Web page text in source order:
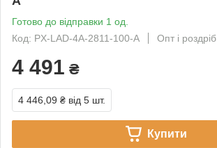
Готово до відправки 1 од.
Код: PX-LAD-4A-2811-100-A
Опт і роздріб
4 491 ₴
4 446,09 ₴ від 5 шт.
Купити